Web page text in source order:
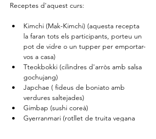
Receptes d'aquest curs:
Kimchi (Mak-Kimchi) (aquesta recepta
la faran tots els participants, porteu un
pot de vidre o un tupper per emportar-
vos a casa)
Tteokbokki (cilindres d'arròs amb salsa
gochujang)
Japchae ( fideus de boniato amb
verdures saltejades)
Gimbap (sushi coreà)
Gyerranmari (rotllet de truita vegana